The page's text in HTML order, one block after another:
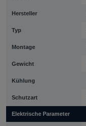
Hersteller
Typ
Montage
Gewicht
Kühlung
Schutzart
Elektrische Parameter